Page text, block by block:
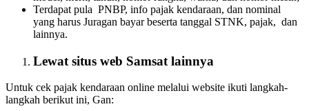
Terdapat pula PNBP, info pajak kendaraan, dan nominal
yang harus Juragan bayar beserta tanggal STNK, pajak, dan
lainnya.
Lewat situs web Samsat lainnya
Untuk cek pajak kendaraan online melalui website ikuti langkah-
langkah berikut ini, Gan: